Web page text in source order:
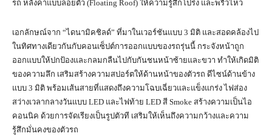
รถ หลังคาแบบลอยตัว (Floating Roof) ให้ความรู้สึกโปร่ง และพริ้วไหว
เอกลักษณ์จาก “ไดนามิคชิลด์” ที่มาในเวอร์ชันแบบ 3 มิติ และสอดคล้องไป
ในทิศทางเดียวกันกับคอนเซ็ปต์การออกแบบของรถรุ่นนี้ กระจังหน้าถูก
ออกแบบให้ปกป้องและกลมกลืนไปกับกันชนหน้าซ้ายและขวา ทำให้เกิดมิติ
ของความลึก เสริมสร้างความสปอร์ตให้ด้านหน้าของตัวรถ ดีไซน์ด้านข้าง
แบบ 3 มิติ พร้อมเส้นสายที่แสดงถึงความโฉบเฉี่ยวและแข็งแกร่ง ไฟส่อง
สว่างเวลากลางวันแบบ LED และไฟท้าย LED สี Smoke สร้างความเป็นไอ
คอนนิค ด้วยการจัดเรียงเป็นรูปตัวที เสริมให้เห็นถึงความกว้างและความ
รู้สึกมั่นคงของตัวรถ